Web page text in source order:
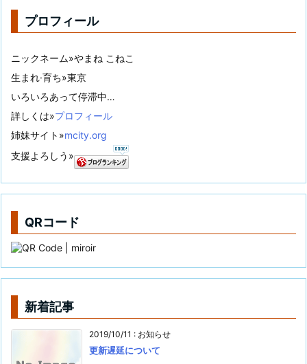
プロフィール
ニックネーム»やまね こねこ
生まれ·育ち»東京
いろいろあって停滞中…
詳しくは»プロフィール
姉妹サイト»mcity.org
支援よろしう»
QRコード
新着記事
2019/10/11 : お知らせ
更新遅延について